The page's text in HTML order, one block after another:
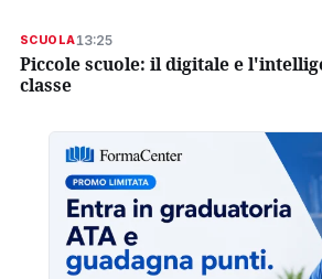
SCUOLA13:25
Piccole scuole: il digitale e
classe